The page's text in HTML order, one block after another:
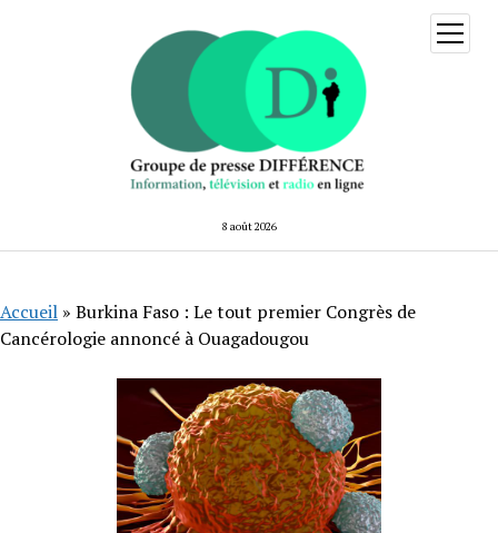
8 août 2026
ouvrir
menu
Accueil » Burkina Faso : Le tout premier Congrès de
Cancérologie annoncé à Ouagadougou